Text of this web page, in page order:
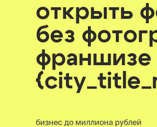
открыть
без
франшизе
бизнес до миллиона рублей